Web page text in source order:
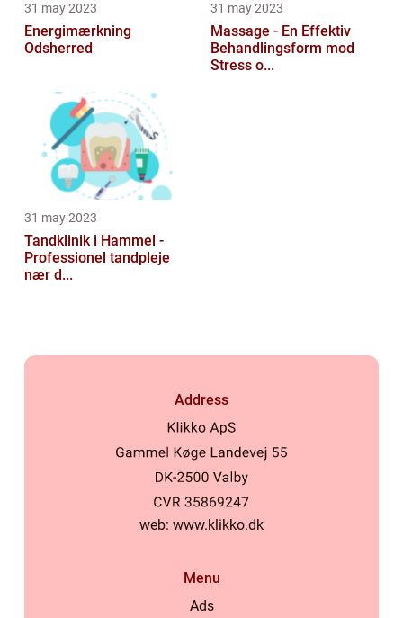
31 may 2023
Energimærkning
Odsherred
31 may 2023
Massage - En Effektiv
Behandlingsform mod
Stress o...
31 may 2023
Tandklinik i Hammel -
Professionel tandpleje
nær d...
Address
web: www.klikko.dk
Menu
Ads